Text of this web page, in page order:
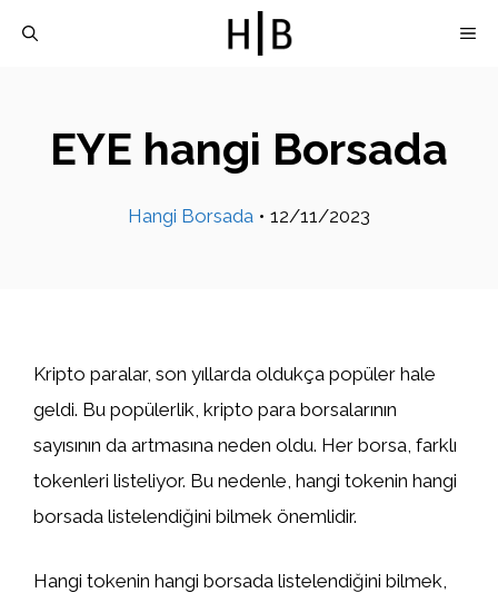
EYE hangi Borsada
Hangi Borsada • 12/11/2023
Kripto paralar, son yıllarda oldukça popüler hale
geldi. Bu popülerlik, kripto para borsalarının
sayısının da artmasına neden oldu. Her borsa, farklı
tokenleri listeliyor. Bu nedenle, hangi tokenin hangi
borsada listelendiğini bilmek önemlidir.
Hangi tokenin hangi borsada listelendiğini bilmek,